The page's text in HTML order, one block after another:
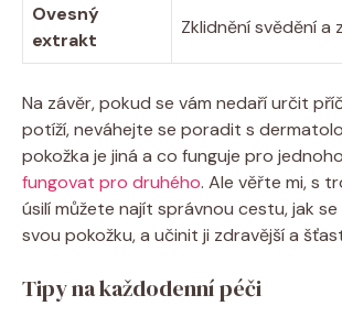
Ovesný
extrakt
Zklidnění⁤ svědění a
Na závěr, pokud ⁢se ⁤vám nedaří určit
potíží,⁤ neváhejte se⁢ poradit s
‌pokožka je jiná a ​co funguje pro
fungovat pro druhého. Ale‍ věřte mi, s
úsilí můžete najít správnou cestu, ⁤jak
svou pokožku, a učinit ‌ji zdravější a
Tipy​ na každodenní péči